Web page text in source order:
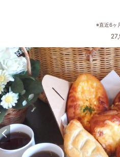
※直近6ヶ